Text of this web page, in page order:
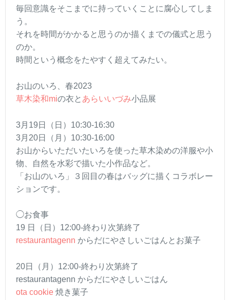
毎回意識をそこまでに持っていくことに腐心してしま
う。
それを時間がかかると思うのか描くまでの儀式と思う
のか。
時間という概念をたやすく超えてみたい。
お山のいろ、春2023
草木染和miの衣と あらいいづみ小品展
3月19日（日）10:30-16:30
3月20日（月）10:30-16:00
お山からいただいたいろを使った草木染めの洋服や小
物、自然を水彩で描いた小作品など。
「お山のいろ」３回目の春はバッグに描くコラボレー
ションです。
◯お食事
19 日（日）12:00-終わり次第終了
restaurantagenn からだにやさしいごはんとお菓子
20日（月）12:00-終わり次第終了
restaurantagenn からだにやさしいごはん
ota cookie 焼き菓子